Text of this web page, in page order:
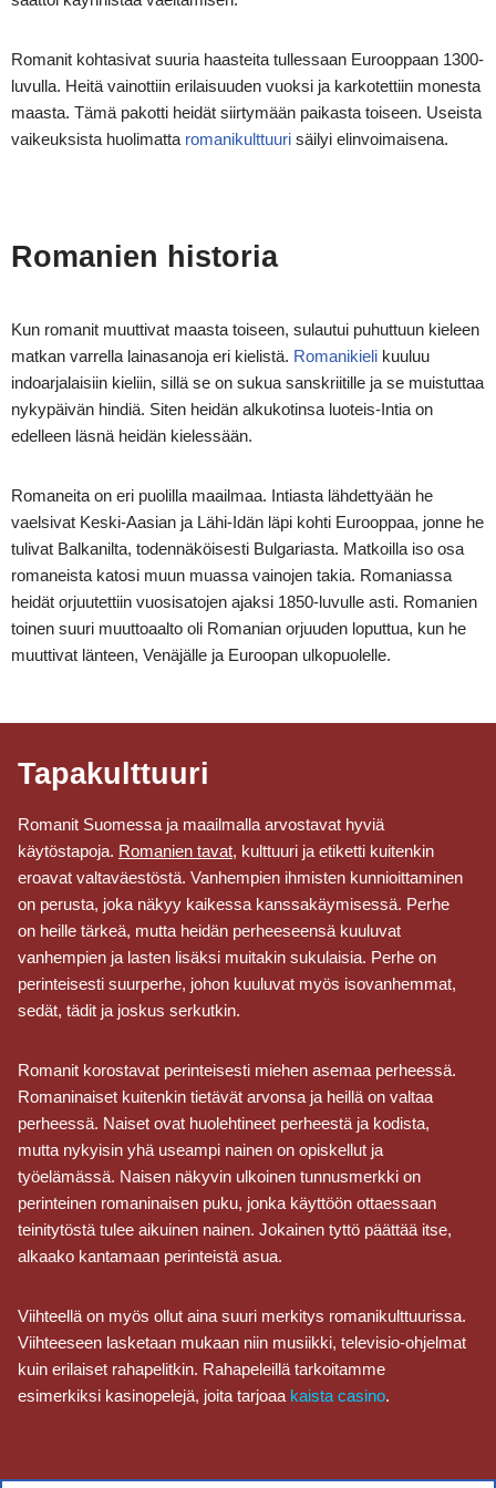
Romanit kohtasivat suuria haasteita tullessaan Eurooppaan 1300-
luvulla. Heitä vainottiin erilaisuuden vuoksi ja karkotettiin monesta
maasta. Tämä pakotti heidät siirtymään paikasta toiseen. Useista
vaikeuksista huolimatta romanikulttuuri säilyi elinvoimaisena.
Romanien historia
Kun romanit muuttivat maasta toiseen, sulautui puhuttuun kieleen
matkan varrella lainasanoja eri kielistä. Romanikieli kuuluu
indoarjalaisiin kieliin, sillä se on sukua sanskriitille ja se muistuttaa
nykypäivän hindiä. Siten heidän alkukotinsa luoteis-Intia on
edelleen läsnä heidän kielessään.
Romaneita on eri puolilla maailmaa. Intiasta lähdettyään he
vaelsivat Keski-Aasian ja Lähi-Idän läpi kohti Eurooppaa, jonne he
tulivat Balkanilta, todennäköisesti Bulgariasta. Matkoilla iso osa
romaneista katosi muun muassa vainojen takia. Romaniassa
heidät orjuutettiin vuosisatojen ajaksi 1850-luvulle asti. Romanien
toinen suuri muuttoaalto oli Romanian orjuuden loputtua, kun he
muuttivat länteen, Venäjälle ja Euroopan ulkopuolelle.
Tapakulttuuri
Romanit Suomessa ja maailmalla arvostavat hyviä
käytöstapoja. Romanien tavat, kulttuuri ja etiketti kuitenkin
eroavat valtaväestöstä. Vanhempien ihmisten kunnioittaminen
on perusta, joka näkyy kaikessa kanssakäymisessä. Perhe
on heille tärkeä, mutta heidän perheeseensä kuuluvat
vanhempien ja lasten lisäksi muitakin sukulaisia. Perhe on
perinteisesti suurperhe, johon kuuluvat myös isovanhemmat,
sedät, tädit ja joskus serkutkin.
Romanit korostavat perinteisesti miehen asemaa perheessä.
Romaninaiset kuitenkin tietävät arvonsa ja heillä on valtaa
perheessä. Naiset ovat huolehtineet perheestä ja kodista,
mutta nykyisin yhä useampi nainen on opiskellut ja
työelämässä. Naisen näkyvin ulkoinen tunnusmerkki on
perinteinen romaninaisen puku, jonka käyttöön ottaessaan
teinitytöstä tulee aikuinen nainen. Jokainen tyttö päättää itse,
alkaako kantamaan perinteistä asua.
Viihteellä on myös ollut aina suuri merkitys romanikulttuurissa.
Viihteeseen lasketaan mukaan niin musiikki, televisio-ohjelmat
kuin erilaiset rahapelitkin. Rahapeleillä tarkoitamme
esimerkiksi kasinopelejä, joita tarjoaa kaista casino.